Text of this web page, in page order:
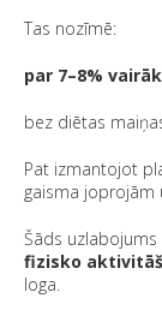
Tas nozīmē:
par 7–8%
bez diētas
Pat izmantojot
gaisma joprojām
Šāds
fizisko
loga.